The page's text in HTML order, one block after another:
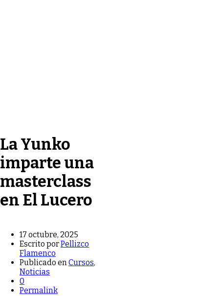
La Yunko
imparte una
masterclass
en El Lucero
17 octubre, 2025
Escrito porPellizco
Flamenco
Publicado enCursos,
Noticias
0
Permalink